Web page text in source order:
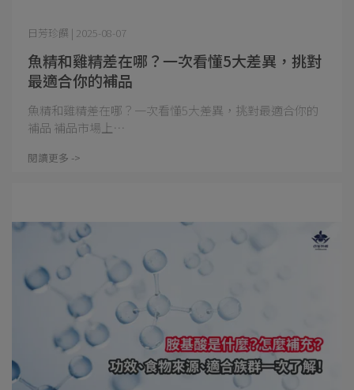
魚精和雞精差在哪？一次看懂5大差異，挑對
最適合你的補品
日芳珍饌 | 2025-08-07
魚精和雞精差在哪？一次看懂5大差異，挑對最適合你的
補品 補品市場上⋯
閱讀更多 ->